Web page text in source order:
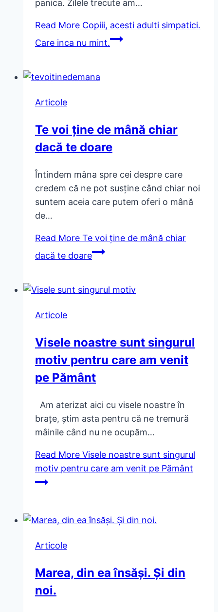
panica. Zilele trecute am…
Read More Copiii, acesti adulti simpatici.
Care inca nu mint.
Articole
Te voi ține de mână chiar
dacă te doare
Întindem mâna spre cei despre care
credem că ne pot susține când chiar noi
suntem aceia care putem oferi o mână
de…
Read More Te voi ține de mână chiar
dacă te doare
Articole
Visele noastre sunt singurul
motiv pentru care am venit
pe Pământ
Am aterizat aici cu visele noastre în
brațe, știm asta pentru că ne tremură
mâinile când nu ne ocupăm…
Read More Visele noastre sunt singurul
motiv pentru care am venit pe Pământ
Articole
Marea, din ea însăși. Și din
noi.